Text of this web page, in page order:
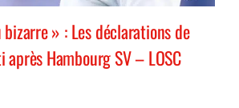
bizarre » : Les déclarations de
Hambourg SV – LOSC